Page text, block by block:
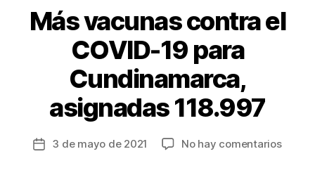
k
Más vacunas contra el
COVID-19 para
Cundinamarca,
asignadas 118.997
Fecha3 de mayo de 2021 No hay comentariosen